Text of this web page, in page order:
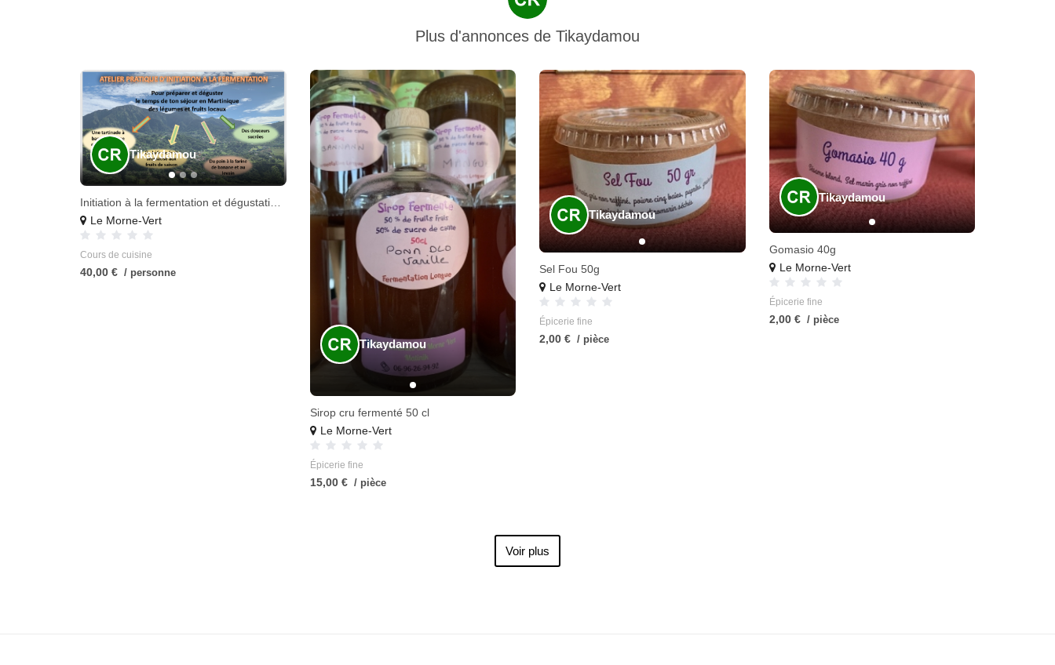
Plus d'annonces de Tikaydamou
Tikaydamou
Le Morne-Vert
Cours de cuisine
40,00 € / personne
Tikaydamou
Sirop cru fermenté 50 cl
Le Morne-Vert
Épicerie fine
15,00 € / pièce
Tikaydamou
Sel Fou 50g
Le Morne-Vert
Épicerie fine
2,00 € / pièce
Tikaydamou
Gomasio 40g
Le Morne-Vert
Épicerie fine
2,00 € / pièce
Voir plus